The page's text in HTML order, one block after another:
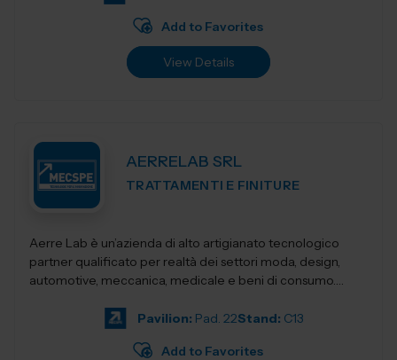
Add to Favorites
View Details
AERRELAB SRL
TRATTAMENTI E FINITURE
Aerre Lab è un’azienda di alto artigianato tecnologico
partner qualificato per realtà dei settori moda, design,
automotive, meccanica, medicale e beni di consumo.
Pavilion: Pad. 22Stand: C13
Add to Favorites